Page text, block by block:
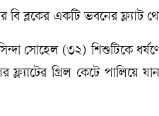
ব্লকের একটি ভবনের ফ্ল্যাট
সোহেল (৩২) শিশুটিকে
গ্রিল কেটে পালিয়ে যান